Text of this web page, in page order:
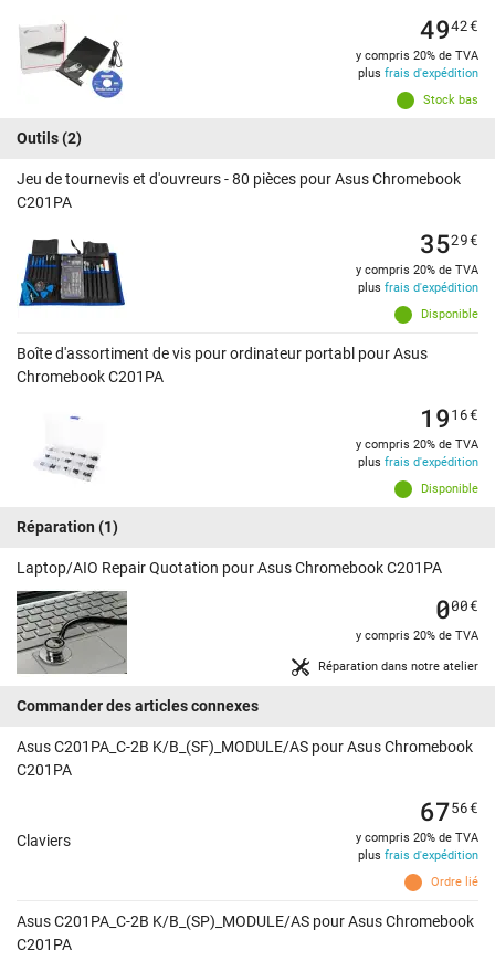
Stock bas
4942€
y compris 20% de TVA
plus frais d'expédition
Outils(2)
Jeu de tournevis et d'ouvreurs - 80 pièces pour Asus Chromebook
C201PA
Disponible
3529€
y compris 20% de TVA
plus frais d'expédition
Boîte d'assortiment de vis pour ordinateur portabl pour Asus
Chromebook C201PA
Disponible
1916€
y compris 20% de TVA
plus frais d'expédition
Réparation (1)
Laptop/AIO Repair Quotation pour Asus Chromebook C201PA
Réparation dans notre atelier
000€
y compris 20% de TVA
Commander des articles connexes
Asus C201PA_C-2B K/B_(SF)_MODULE/AS pour Asus Chromebook
C201PA
Claviers
Ordre lié
6756€
y compris 20% de TVA
plus frais d'expédition
Asus C201PA_C-2B K/B_(SP)_MODULE/AS pour Asus Chromebook
C201PA